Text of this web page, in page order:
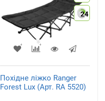
24
Похідне ліжко Ranger
Forest Lux (Арт. RA 5520)